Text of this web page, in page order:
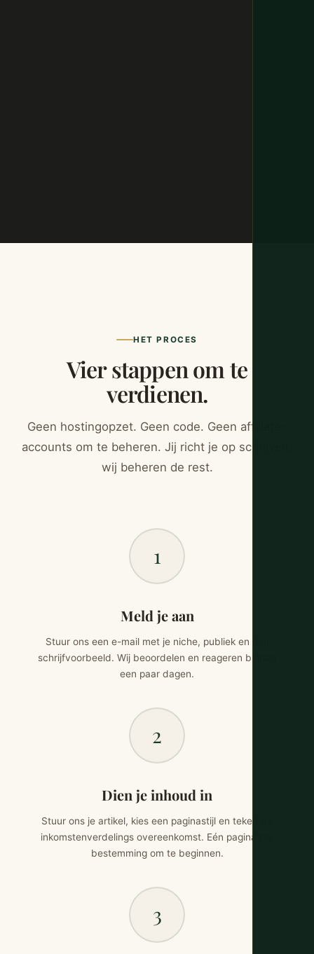
HET PROCES
Vier stappen om te
verdienen.
Geen hostingopzet. Geen code. Geen affiliate-
accounts om te beheren. Jij richt je op schrijven;
wij beheren de rest.
1
Meld je aan
Stuur ons een e-mail met je niche, publiek en een
schrijfvoorbeeld. Wij beoordelen en reageren binnen
een paar dagen.
2
Dien je inhoud in
Stuur ons je artikel, kies een paginastijl en teken de
inkomstenverdelings overeenkomst. Eén pagina per
bestemming om te beginnen.
3